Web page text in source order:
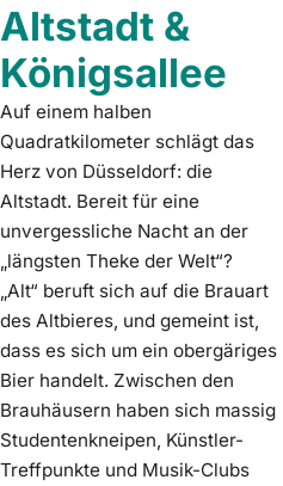
Altstadt &
Königsallee
Auf einem halben
Quadratkilometer schlägt das
Herz von Düsseldorf: die
Altstadt. Bereit für eine
unvergessliche Nacht an der
„längsten Theke der Welt“?
„Alt“ beruft sich auf die Brauart
des Altbieres, und gemeint ist,
dass es sich um ein obergäriges
Bier handelt. Zwischen den
Brauhäusern haben sich massig
Studentenkneipen, Künstler-
Treffpunkte und Musik-Clubs